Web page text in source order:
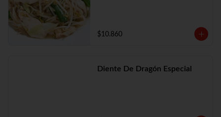
$10.860
Diente De Dragón Especial